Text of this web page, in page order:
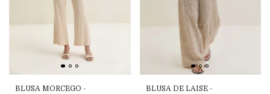
BLUSA MORCEGO -
BLUSA DE LAISE -